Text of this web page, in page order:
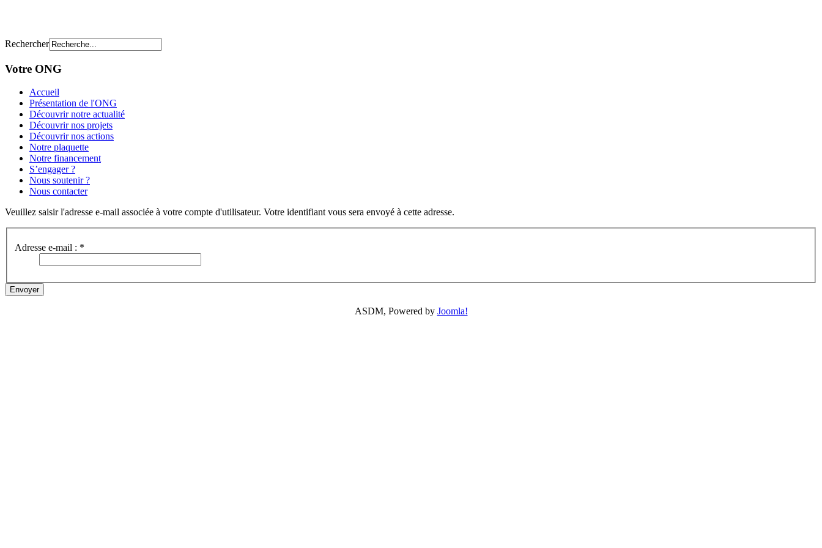
Rechercher
Votre ONG
Accueil
Présentation de l'ONG
Découvrir notre actualité
Découvrir nos projets
Découvrir nos actions
Notre plaquette
Notre financement
S’engager ?
Nous soutenir ?
Nous contacter
Veuillez saisir l'adresse e-mail associée à votre compte d'utilisateur. Votre identifiant vous sera envoyé à cette adresse.
Adresse e-mail : *
Envoyer
ASDM, Powered by Joomla!